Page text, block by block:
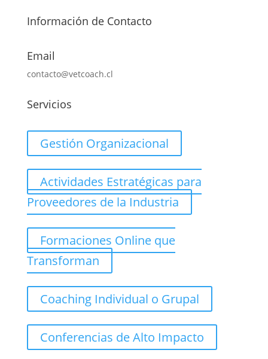
Información de Contacto
Email
contacto@vetcoach.cl
Servicios
Gestión Organizacional
Actividades Estratégicas para
Proveedores de la Industria
Formaciones Online que
Transforman
Coaching Individual o Grupal
Conferencias de Alto Impacto